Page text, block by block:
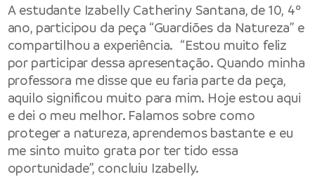
A estudante Izabelly Catheriny Santana, de 10, 4º
ano, participou da peça “Guardiões da Natureza” e
compartilhou a experiência. “Estou muito feliz
por participar dessa apresentação. Quando minha
professora me disse que eu faria parte da peça,
aquilo significou muito para mim. Hoje estou aqui
e dei o meu melhor. Falamos sobre como
proteger a natureza, aprendemos bastante e eu
me sinto muito grata por ter tido essa
oportunidade”, concluiu Izabelly.